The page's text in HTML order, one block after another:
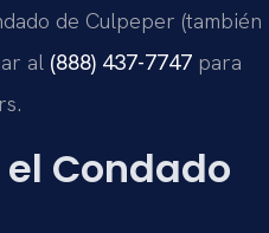
de Culpeper (también
al (888) 437-7747 para
Condado